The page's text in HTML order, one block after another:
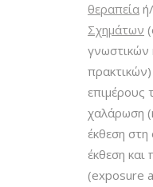
θεραπεία
Σχημάτων
γνωστικών
επιμέρους
χαλάρωση
έκθεση
έκθεση
(exposure